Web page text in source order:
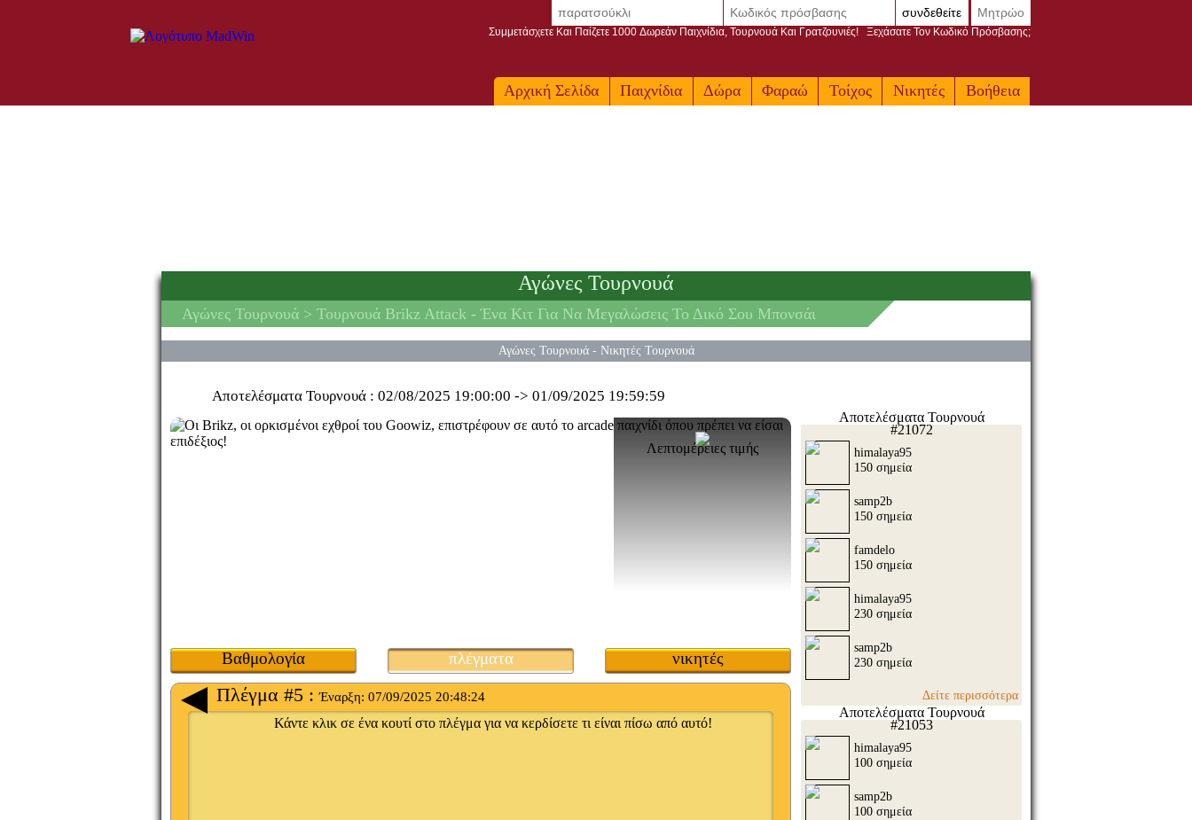
Αρχική Σελίδα Παιχνίδια Δώρα Φαραώ Τοίχος Νικητές Βοήθεια
συνδεθείτε Μητρώο
Συμμετάσχετε Και Παίζετε 1000 Δωρεάν Παιχνίδια, Τουρνουά Και Γρατζουνιές! Ξεχάσατε Τον Κωδικό Πρόσβασης;
Αγώνες Τουρνουά
Αγώνες Τουρνουά > Τουρνουά Brikz Attack -Ένα Κιτ Για Να Μεγαλώσεις Το Δικό Σου Μπονσάι
Αγώνες Τουρνουά- Νικητές Τουρνουά
Αποτελέσματα Τουρνουά :02/08/2025 19:00:00 ->01/09/2025 19:59:59
Λεπτομέρειες τιμής
Βαθμολογία πλέγματα νικητές
Πλέγμα #5 :Έναρξη:07/09/2025 20:48:24
Κάντε κλικ σε ένα κουτί στο πλέγμα για να κερδίσετε τι είναι πίσω από αυτό!
Αποτελέσματα Τουρνουά
#21072
himalaya95
150 σημεία
samp2b
150 σημεία
famdelo
150 σημεία
himalaya95
230 σημεία
samp2b
230 σημεία
Δείτε περισσότερα
Αποτελέσματα Τουρνουά
#21053
himalaya95
100 σημεία
samp2b
100 σημεία